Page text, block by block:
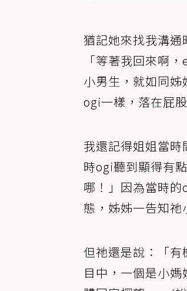
猶記她來找我溝通
「等著我回來啊
小男生，就如同
ogi一樣，落在屁
我還記得姐姐當
時ogi聽到顯得有
哪！」因為當時
態，姊姊一告知祂
但祂還是說：「
目中，一個是小